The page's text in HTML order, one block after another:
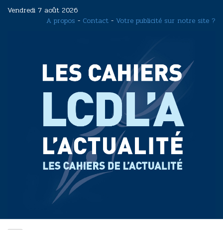
Vendredi 7 août 2026
A propos - Contact - Votre publicité sur notre site ?